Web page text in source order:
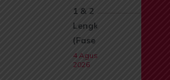
1 & 2
Lengkap
(Fase A)
4 Agustus
2026